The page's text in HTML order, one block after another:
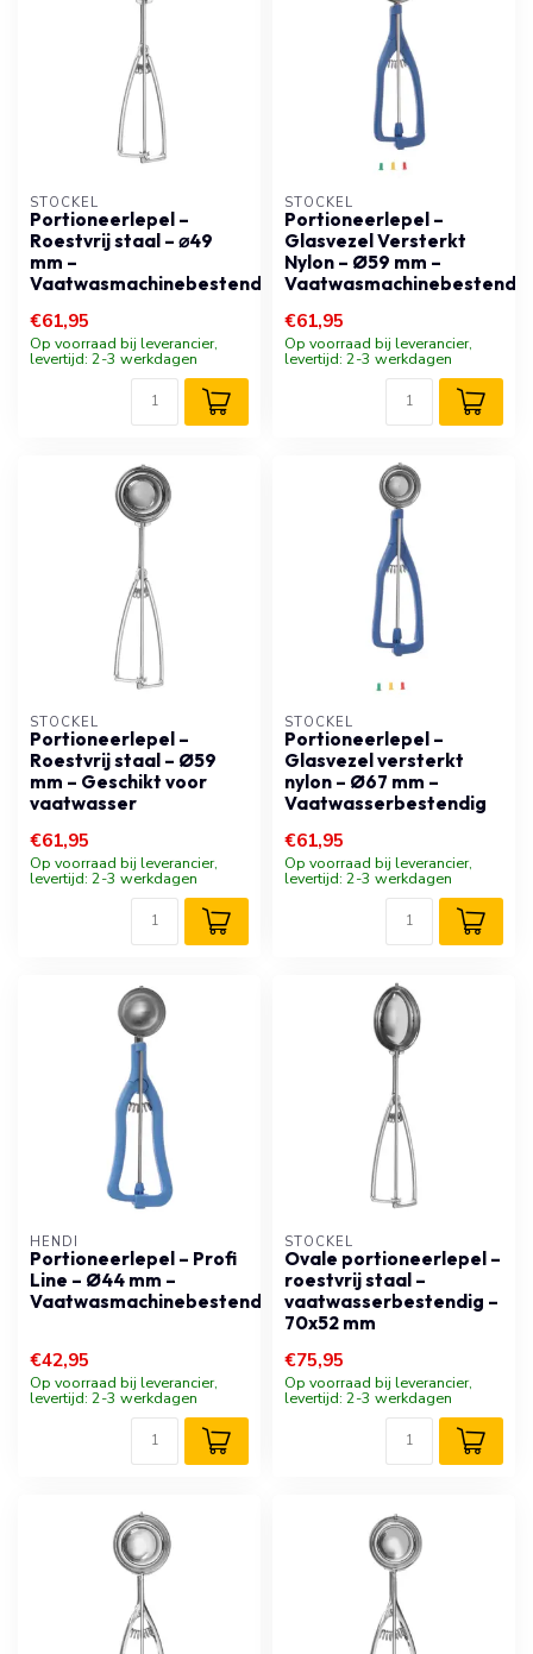
STÖCKEL
Portioneerlepel –
Roestvrij staal – ⌀49
mm –
Vaatwasmachinebestendig
€61,95
Op voorraad bij leverancier,
levertijd: 2-3 werkdagen
STÖCKEL
Portioneerlepel –
Glasvezel Versterkt
Nylon – Ø59 mm –
Vaatwasmachinebestendig
€61,95
Op voorraad bij leverancier,
levertijd: 2-3 werkdagen
STÖCKEL
Portioneerlepel –
Roestvrij staal – Ø59
mm – Geschikt voor
vaatwasser
€61,95
Op voorraad bij leverancier,
levertijd: 2-3 werkdagen
STÖCKEL
Portioneerlepel –
Glasvezel versterkt
nylon – Ø67 mm –
Vaatwasserbestendig
€61,95
Op voorraad bij leverancier,
levertijd: 2-3 werkdagen
HENDI
Portioneerlepel – Profi
Line – Ø44 mm –
Vaatwasmachinebestendig
€42,95
Op voorraad bij leverancier,
levertijd: 2-3 werkdagen
STÖCKEL
Ovale portioneerlepel –
roestvrij staal –
vaatwasserbestendig –
70x52 mm
€75,95
Op voorraad bij leverancier,
levertijd: 2-3 werkdagen